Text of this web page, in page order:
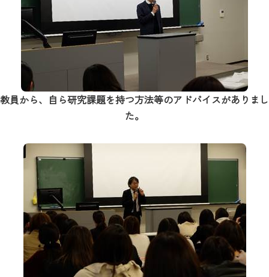
教員から、自ら研究課題を持つ方法等のアドバイスがありまし
た。